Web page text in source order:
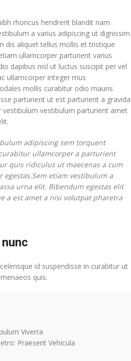
rhoncus hendrerit blandit nam
a varius adipiscing ut dignissim
dis aliquet tellus mollis et tristique
ullamcorper parturient varius
dapibus nisl ut luctus suscipit per vel
ullamcorper integer mus
mollis curabitur odio mauris
parturient ut est parturient a gravida
vestibulum parturient amet
adipiscing sem torquent
ullamcorper a parturient
quis ridiculus ut maecenas a cum
etiam vestibulum a
urna elit. Bibendum egestas elit
a est amet a nisi volutpat pharetra
id suspendisse in curabitur ut
quis.
Viverra
Praesent Vehicula